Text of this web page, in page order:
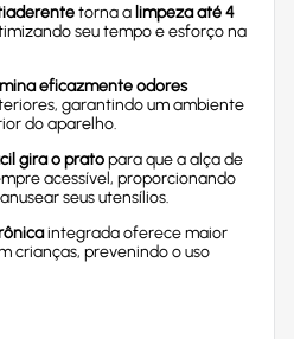
torna a limpeza até 4
seu tempo e esforço na
eficazmente odores
garantindo um ambiente
do aparelho.
gira o pratopara que a alça de
acessível, proporcionando
seus utensílios.
integrada oferece maior
crianças, prevenindo o uso